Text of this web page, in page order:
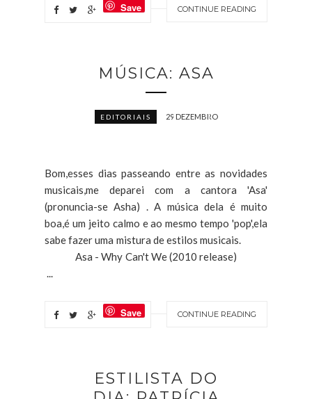
CONTINUE READING
Save
MÚSICA: ASA
EDITORIAIS 29 DEZEMBRO
Bom,esses dias passeando entre as novidades
musicais,me deparei com a cantora 'Asa'
(pronuncia-se Asha) . A música dela é muito
boa,é um jeito calmo e ao mesmo tempo 'pop',ela
sabe fazer uma mistura de estilos musicais.
Asa - Why Can't We (2010 release)
...
CONTINUE READING
Save
ESTILISTA DO